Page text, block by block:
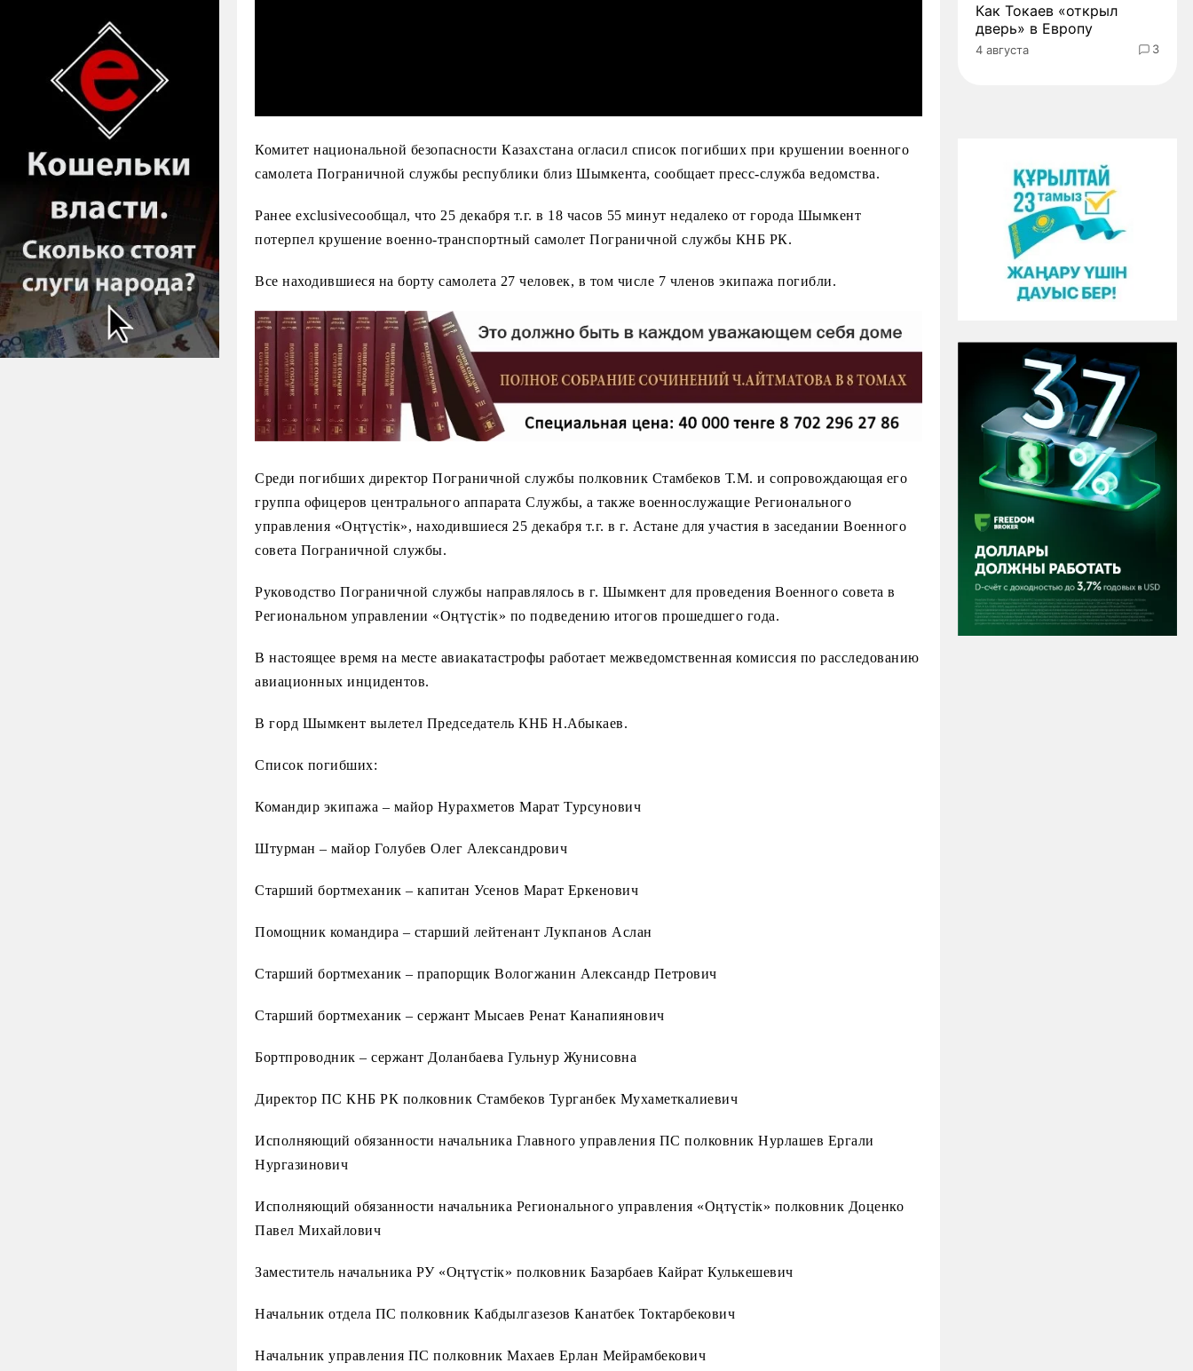
Комитет национальной безопасности Казахстана огласил список погибших при крушении военного
самолета Пограничной службы республики близ Шымкента, сообщает пресс-служба ведомства.
Ранее exclusiveсообщал, что 25 декабря т.г. в 18 часов 55 минут недалеко от города Шымкент
потерпел крушение военно-транспортный самолет Пограничной службы КНБ РК.
Все находившиеся на борту самолета 27 человек, в том числе 7 членов экипажа погибли.
Среди погибших директор Пограничной службы полковник Стамбеков Т.М. и сопровождающая его
группа офицеров центрального аппарата Службы, а также военнослужащие Регионального
управления «Оңтүстік», находившиеся 25 декабря т.г. в г. Астане для участия в заседании Военного
совета Пограничной службы.
Руководство Пограничной службы направлялось в г. Шымкент для проведения Военного совета в
Региональном управлении «Оңтүстік» по подведению итогов прошедшего года.
В настоящее время на месте авиакатастрофы работает межведомственная комиссия по расследованию
авиационных инцидентов.
В горд Шымкент вылетел Председатель КНБ Н.Абыкаев.
Список погибших:
Командир экипажа – майор Нурахметов Марат Турсунович
Штурман – майор Голубев Олег Александрович
Старший бортмеханик – капитан Усенов Марат Еркенович
Помощник командира – старший лейтенант Лукпанов Аслан
Старший бортмеханик – прапорщик Вологжанин Александр Петрович
Старший бортмеханик – сержант Мысаев Ренат Канапиянович
Бортпроводник – сержант Доланбаева Гульнур Жунисовна
Директор ПС КНБ РК полковник Стамбеков Турганбек Мухаметкалиевич
Исполняющий обязанности начальника Главного управления ПС полковник Нурлашев Ергали
Нургазинович
Исполняющий обязанности начальника Регионального управления «Оңтүстік» полковник Доценко
Павел Михайлович
Заместитель начальника РУ «Оңтүстік» полковник Базарбаев Кайрат Кулькешевич
Начальник отдела ПС полковник Кабдылгазезов Канатбек Токтарбекович
Начальник управления ПС полковник Махаев Ерлан Мейрамбекович
Как Токаев «открыл
дверь» в Европу
4 августа 3